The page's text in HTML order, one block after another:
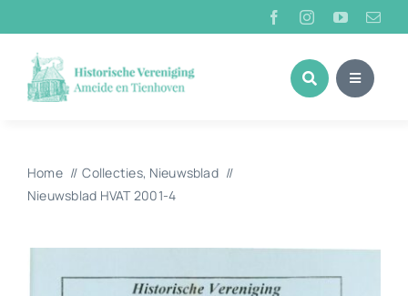
naar
inhoud
Home Collecties Nieuwsblad
Nieuwsblad HVAT 2001-4